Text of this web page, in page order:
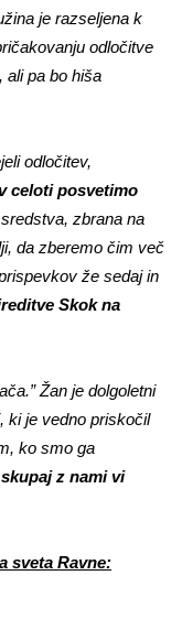
je razseljena k
odločitve
ali pa bo hiša
odločitev,
celoti posvetimo
zbrana na
da zberemo čim več
že sedaj in
Skok na
Žan je dolgoletni
ki je vedno priskočil
ko smo ga
z nami vi
sveta Ravne: